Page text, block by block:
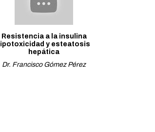
Resistencia a la insulina
lipotoxicidad y esteatosis
hepática
Dr. Francisco Gómez Pérez